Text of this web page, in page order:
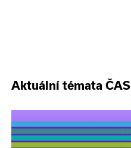
Aktuální témata ČAS